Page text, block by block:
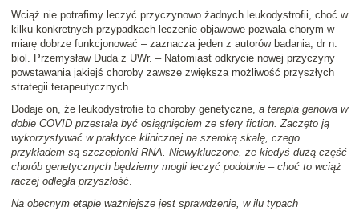
Wciąż nie potrafimy leczyć przyczynowo żadnych leukodystrofii, choć w
kilku konkretnych przypadkach leczenie objawowe pozwala chorym w
miarę dobrze funkcjonować – zaznacza jeden z autorów badania, dr n.
biol. Przemysław Duda z UWr. – Natomiast odkrycie nowej przyczyny
powstawania jakiejś choroby zawsze zwiększa możliwość przyszłych
strategii terapeutycznych.
Dodaje on, że leukodystrofie to choroby genetyczne, a terapia genowa w
dobie COVID przestała być osiągnięciem ze sfery fiction. Zaczęto ją
wykorzystywać w praktyce klinicznej na szeroką skalę, czego
przykładem są szczepionki RNA. Niewykluczone, że kiedyś dużą część
chorób genetycznych będziemy mogli leczyć podobnie – choć to wciąż
raczej odległa przyszłość.
Na obecnym etapie ważniejsze jest sprawdzenie, w ilu typach